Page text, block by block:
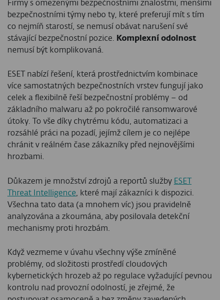
Firmy s omezenými bezpečnostními znalostmi, menšími
bezpečnostními týmy nebo ty, které preferují mít s tím
co nejmíň starostí, se nemusí obávat narušení své
stávající bezpečnostní pozice. Komplexní odolnost
nemusí být komplikovaná.
ESET nabízí řešení, která prostřednictvím kombinace
více samostatných bezpečnostních vrstev fungují jako
celek a flexibilně řeší bezpečnostní problémy – od
základního malwaru až po pokročilé ransomwarové
útoky. To vše díky chytrému kódu, automatizaci a
rozsáhlé práci na pozadí, jejímž cílem je co nejlépe
chránit v reálném čase zákazníky před nejnovějšími
hrozbami.
Důkazem je množství zdrojů a reportů služby ESET
Threat Intelligence , které mají zákazníci k dispozici.
Všechna tato data (a mnohem víc) jsou pravidelně
analyzována a zkoumána, aby posilovala detekční
mechanismy proti hrozbám.
Když vezmeme v úvahu všechny výše zmíněné
problémy, od složitosti prostředí cloudových
kybernetických hrozeb až po regulace vyžadující pevnou
kontrolu nad provozní odolností, je zřejmé, že